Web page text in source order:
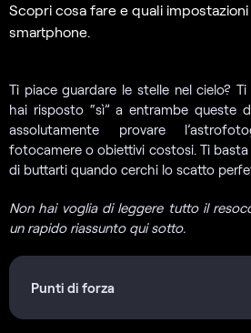
Scopri cosa fare e quali
smartphone.
Ti piace guardare le stelle nel cielo?
hai risposto “sì” a entrambe queste
assolutamente provare
fotocamere o obiettivi costosi. Ti
di buttarti quando cerchi lo scatto
Non hai voglia di leggere tutto il
un rapido riassunto qui sotto.
Punti di forza